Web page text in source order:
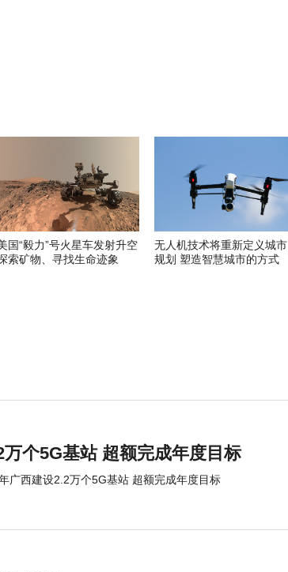
国“毅力”号火星车发射升空
索矿物、寻找生命迹象
无人机技术将重新定义城市
规划 塑造智慧城市的方式
个5G基站 超额完成年度目标
广西建设2.2万个5G基站 超额完成年度目标